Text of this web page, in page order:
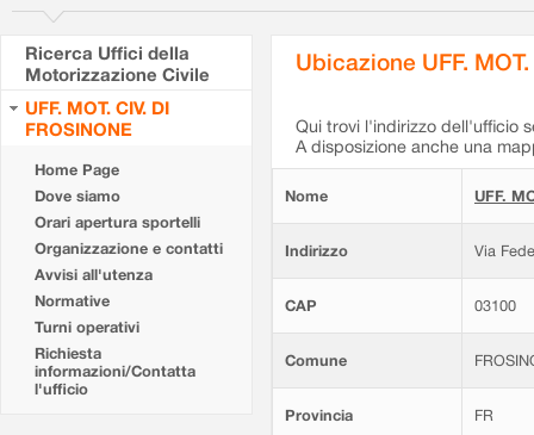
Ricerca Uffici della
Motorizzazione Civile
UFF. MOT. CIV. DI
FROSINONE
Home Page
Dove siamo
Orari apertura sportelli
Organizzazione e contatti
Avvisi all'utenza
Normative
Turni operativi
Richiesta
informazioni/Contatta
l'ufficio
Ubicazione UFF.
Qui trovi l'indirizzo dell'ufficio
A disposizione anche una
Nome UFF.
Indirizzo Via
CAP 03100
Comune
Provincia FR